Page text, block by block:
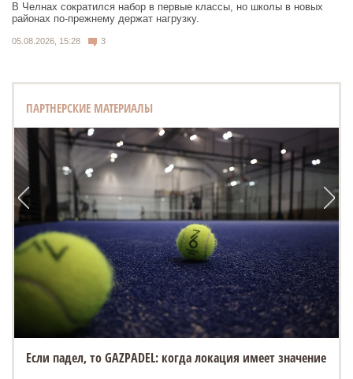
В Челнах сократился набор в первые классы, но школы в новых
районах по-прежнему держат нагрузку.
05.08.2026, 15:28 3
ПАРТНЕРСКИЕ МАТЕРИАЛЫ
Если падел, то GAZPADEL: когда локация имеет значение